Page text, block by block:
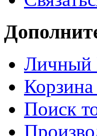
Личный
Поиск